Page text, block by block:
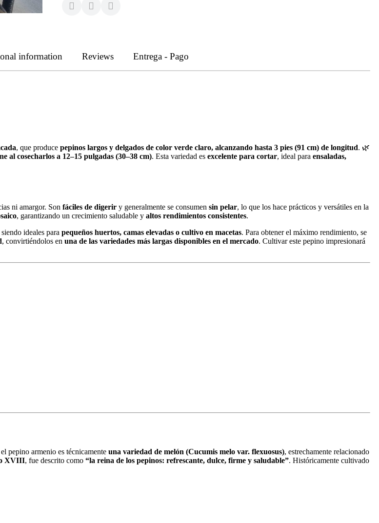
information Reviews Entrega - Pago
, que produce pepinos largos y delgados de color verde claro, alcanzando hasta 3 pies (91 cm) de longitud. 🌿
al cosecharlos a 12–15 pulgadas (30–38 cm). Esta variedad es excelente para cortar, ideal para ensaladas,
ni amargor. Son fáciles de digerir y generalmente se consumen sin pelar, lo que los hace prácticos y versátiles en la
, garantizando un crecimiento saludable y altos rendimientos consistentes.
siendo ideales para pequeños huertos, camas elevadas o cultivo en macetas. Para obtener el máximo rendimiento, se
, convirtiéndolos en una de las variedades más largas disponibles en el mercado. Cultivar este pepino impresionará
el pepino armenio es técnicamente una variedad de melón (Cucumis melo var. flexuosus), estrechamente relacionado
XVIII, fue descrito como “la reina de los pepinos: refrescante, dulce, firme y saludable”. Históricamente cultivado